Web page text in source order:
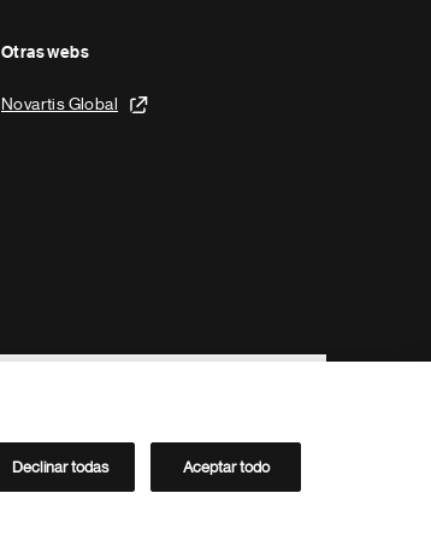
Otras webs
Novartis Global
Directorio de Novartis
Declinar todas Aceptar todo